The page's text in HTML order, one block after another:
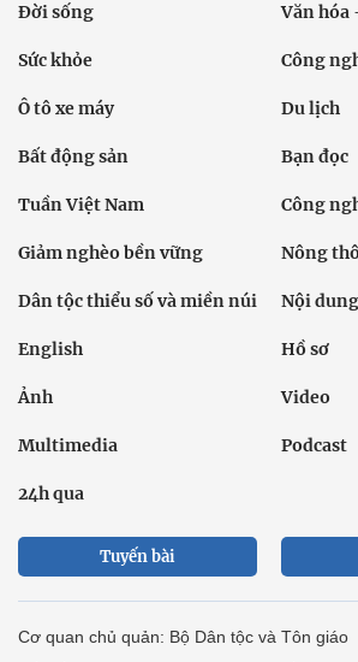
Đời sống Văn
Sức khỏe Công
Ô tô xe máy Du lịch
Bất động sản Bạn đọc
Tuần Việt Nam Công
Giảm nghèo bền vững Nông
Dân tộc thiểu số và miền núi Nội
English Hồ sơ
Ảnh Video
Multimedia Podcast
24h qua
Tuyến bài
Cơ quan chủ quản: Bộ Dân tộc và Tôn giáo